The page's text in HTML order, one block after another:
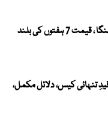
عالمی مارکیٹ میں سونا مزید مہنگا ، قیمت 7 ہفتوں کی بلند
تنہائی کیس، دلائل مکمل،